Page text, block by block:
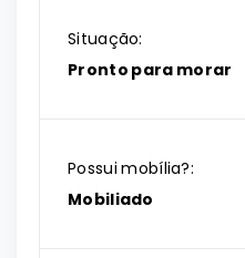
Situação:
Pronto para morar
Possui mobília?:
Mobiliado